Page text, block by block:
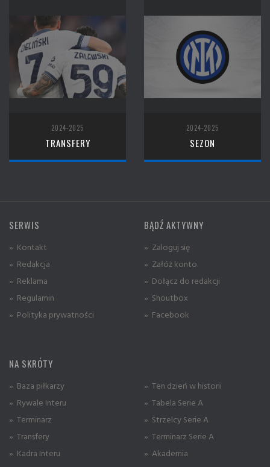
2024-2025
TRANSFERY
2024-2025
SEZON
SERWIS
» Kontakt
» Redakcja
» Reklama
» Regulamin
» Polityka prywatności
BĄDŹ AKTYWNY
» Zaloguj się
» Załóż konto
» Dołącz do redakcji
» Shoutbox
» Facebook
NA SKRÓTY
» Baza piłkarzy
» Rywale Interu
» Terminarz
» Transfery
» Kadra Interu
» Ten dzień w historii
» Tabela Serie A
» Strzelcy Serie A
» Terminarz Serie A
» Akademia